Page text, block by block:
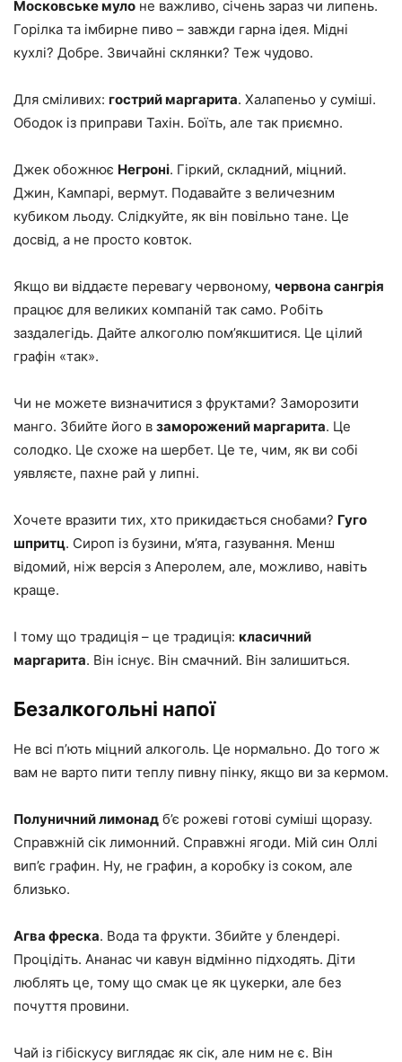
Московське муло не важливо, січень зараз чи липень.
Горілка та імбирне пиво – завжди гарна ідея. Мідні
кухлі? Добре. Звичайні склянки? Теж чудово.
Для сміливих: гострий маргарита. Халапеньо у суміші.
Ободок із приправи Тахін. Боїть, але так приємно.
Джек обожнює Негроні. Гіркий, складний, міцний.
Джин, Кампарі, вермут. Подавайте з величезним
кубиком льоду. Слідкуйте, як він повільно тане. Це
досвід, а не просто ковток.
Якщо ви віддаєте перевагу червоному, червона сангрія
працює для великих компаній так само. Робіть
заздалегідь. Дайте алкоголю пом’якшитися. Це цілий
графін «так».
Чи не можете визначитися з фруктами? Заморозити
манго. Збийте його в заморожений маргарита. Це
солодко. Це схоже на шербет. Це те, чим, як ви собі
уявляєте, пахне рай у липні.
Хочете вразити тих, хто прикидається снобами? Гуго
шпритц. Сироп із бузини, м’ята, газування. Менш
відомий, ніж версія з Аперолем, але, можливо, навіть
краще.
І тому що традиція – це традиція: класичний
маргарита. Він існує. Він смачний. Він залишиться.
Безалкогольні напої
Не всі п’ють міцний алкоголь. Це нормально. До того ж
вам не варто пити теплу пивну пінку, якщо ви за кермом.
Полуничний лимонад б’є рожеві готові суміші щоразу.
Справжній сік лимонний. Справжні ягоди. Мій син Оллі
вип’є графин. Ну, не графин, а коробку із соком, але
близько.
Агва фреска. Вода та фрукти. Збийте у блендері.
Процідіть. Ананас чи кавун відмінно підходять. Діти
люблять це, тому що смак це як цукерки, але без
почуття провини.
Чай із гібіскусу виглядає як сік, але ним не є. Він